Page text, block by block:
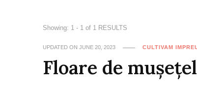
Showing: 1 - 1 of 1 RESULTS
UPDATED ON JUNE 20, 2023 CULTIVAM
Floare de